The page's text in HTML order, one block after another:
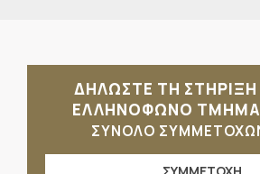
ΔΗΛΩΣΤΕ ΤΗ
ΕΛΛΗΝΟΦΩΝΟ ΤΜΗΜΑ
ΣΥΝΟΛΟ
ΣΥΜΜΕΤΟΧΗ